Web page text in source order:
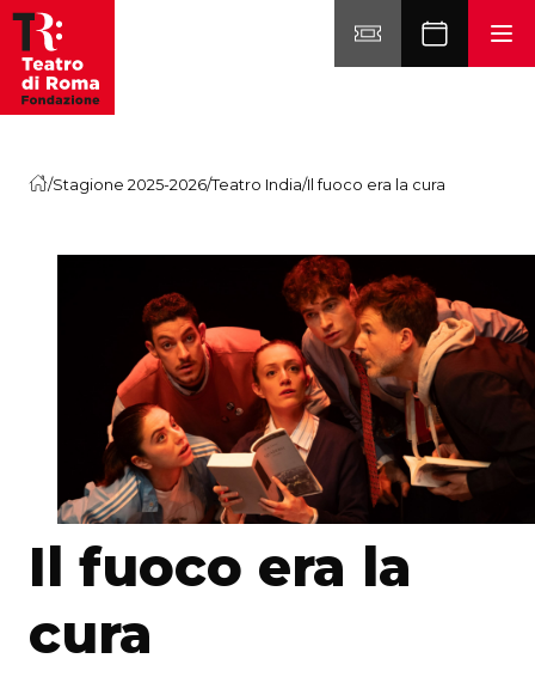
Vai al contenuto
/Stagione 2025-2026/Teatro India/Il fuoco era la cura
Il fuoco era la
cura